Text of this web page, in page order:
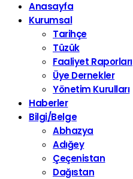
Anasayfa
Kurumsal
Tarihçe
Tüzük
Faaliyet Raporları
Üye Dernekler
Yönetim Kurulları
Haberler
Bilgi/Belge
Abhazya
Adığey
Çeçenistan
Dağıstan